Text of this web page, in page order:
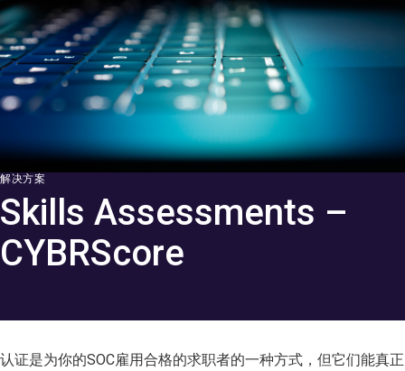
解决方案
Skills Assessments –
CYBRScore
认证是为你的SOC雇用合格的求职者的一种方式，但它们能真正